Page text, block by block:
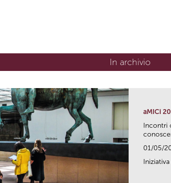
In archivio
aMICi
Incontri
01/05/